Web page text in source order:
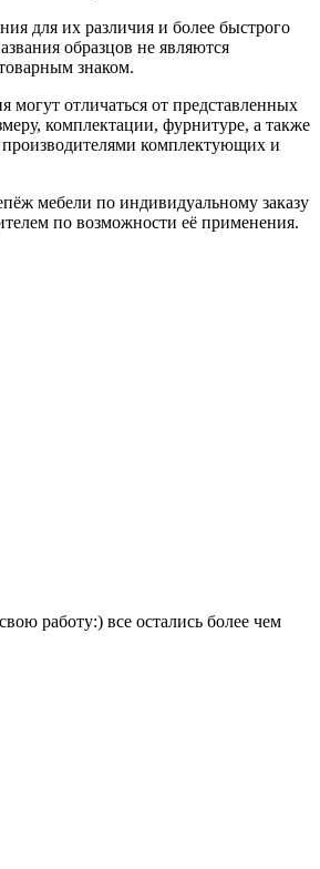
для их различия и более быстрого
образцов не являются
знаком.
могут отличаться от представленных
комплектации, фурнитуре, а также
комплектующих и
мебели по индивидуальному заказу
по возможности её применения.
работу:) все остались более чем